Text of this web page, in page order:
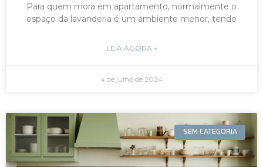
Para quem mora em apartamento, normalmente o
espaço da lavanderia é um ambiente menor, tendo
LEIA AGORA »
4 de julho de 2024
SEM CATEGORIA